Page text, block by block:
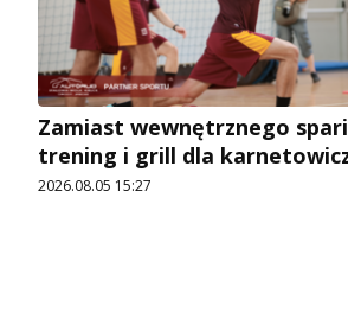
Zamiast wewnętrznego
trening i grill dla
2026.08.05 15:27